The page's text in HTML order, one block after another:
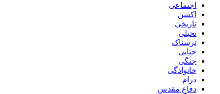
اجتماعی
اکشن
تاریخی
تخیلی
ترسناک
جنایی
جنگی
خانوادگی
درام
دفاع مقدس